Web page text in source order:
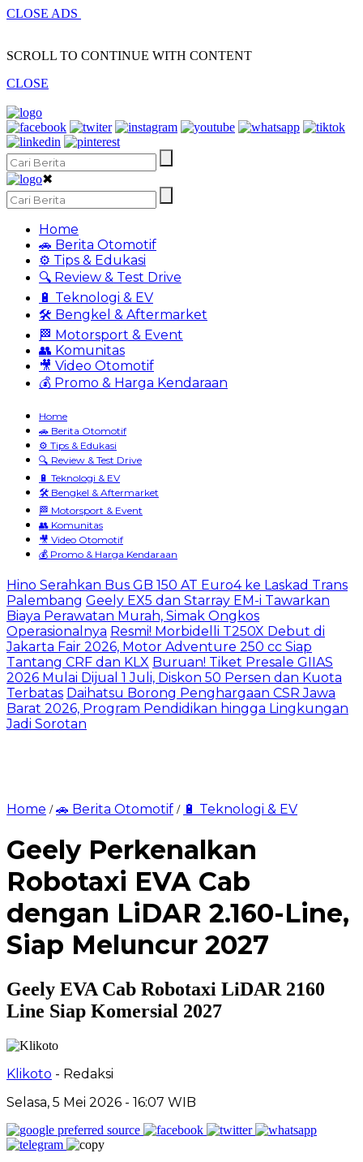
CLOSE ADS
SCROLL TO CONTINUE WITH CONTENT
CLOSE
✖
Home
🚗 Berita Otomotif
⚙️ Tips & Edukasi
🔍 Review & Test Drive
🔋 Teknologi & EV
🛠️ Bengkel & Aftermarket
🏁 Motorsport & Event
👥 Komunitas
🎥 Video Otomotif
💰 Promo & Harga Kendaraan
Home
🚗 Berita Otomotif
⚙️ Tips & Edukasi
🔍 Review & Test Drive
🔋 Teknologi & EV
🛠️ Bengkel & Aftermarket
🏁 Motorsport & Event
👥 Komunitas
🎥 Video Otomotif
💰 Promo & Harga Kendaraan
Hino Serahkan Bus GB 150 AT Euro4 ke Laskad Trans
Palembang Geely EX5 dan Starray EM-i Tawarkan
Biaya Perawatan Murah, Simak Ongkos
Operasionalnya Resmi! Morbidelli T250X Debut di
Jakarta Fair 2026, Motor Adventure 250 cc Siap
Tantang CRF dan KLX Buruan! Tiket Presale GIIAS
2026 Mulai Dijual 1 Juli, Diskon 50 Persen dan Kuota
Terbatas Daihatsu Borong Penghargaan CSR Jawa
Barat 2026, Program Pendidikan hingga Lingkungan
Jadi Sorotan
Home /🚗 Berita Otomotif / 🔋 Teknologi & EV
Geely Perkenalkan
Robotaxi EVA Cab
dengan LiDAR 2.160-Line,
Siap Meluncur 2027
Geely EVA Cab Robotaxi LiDAR 2160
Line Siap Komersial 2027
Klikoto - Redaksi
Selasa, 5 Mei 2026 - 16:07 WIB